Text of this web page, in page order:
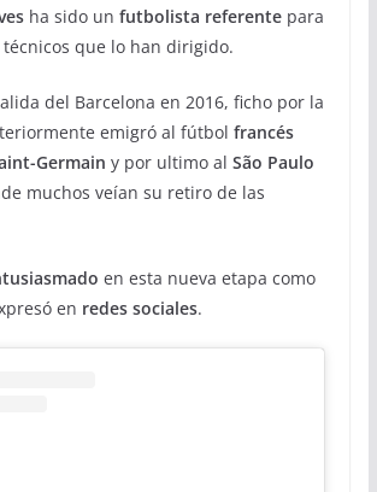
ha sido un futbolista referentepara
que lo han dirigido.
del Barcelona en 2016, ficho por la
emigró al fútbol francés
Germain y por ultimo al São Paulo
muchos veían su retiro de las
en esta nueva etapa como
en redes sociales.